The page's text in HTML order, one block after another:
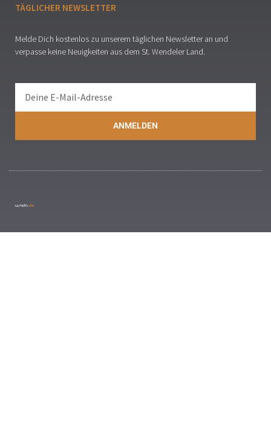
TÄGLICHER NEWSLETTER
Melde Dich kostenlos zu unserem täglichen Newsletter an und
verpasse keine Neuigkeiten aus dem St. Wendeler Land.
ANMELDEN